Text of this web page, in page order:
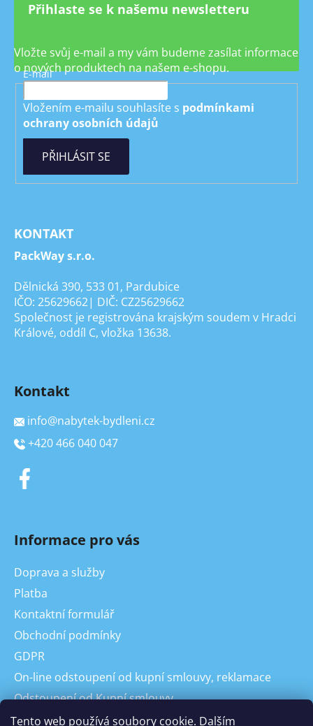
Tento web používá soubory cookie. Dalším
Přihlaste se k našemu newsletteru
Vložte svůj e-mail a my vám budeme zasílat informace
o nových produktech na našem e-shopu.
E-mail
Vložením e-mailu souhlasíte s podmínkami
ochrany osobních údajů
PŘIHLÁSIT SE
KONTAKT
PackWay s.r.o.
Dělnická 390, 533 01, Pardubice
IČO: 25629662| DIČ: CZ25629662
Společnost je registrována krajským soudem v Hradci
Králové, oddíl C, vložka 13638.
Kontakt
info@nabytek-bydleni.cz
+420 466 040 047
Informace pro vás
Doprava a služby
Platba
Kontaktní formulář
Obchodní podmínky
GDPR
On-line odstoupení od kupní smlouvy, reklamace
Odstoupení od Kupní smlouvy
Reklamace